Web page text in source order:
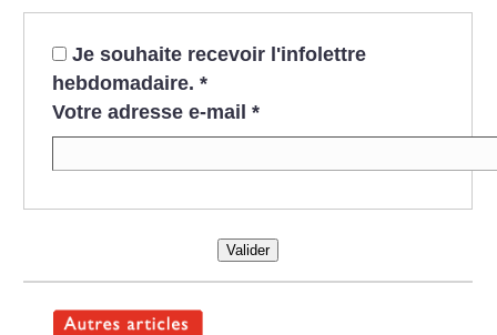
Je souhaite recevoir l'infolettre
hebdomadaire. *
Votre adresse e-mail *
Valider